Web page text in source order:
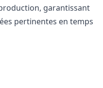
garantissant
pertinentes en temps